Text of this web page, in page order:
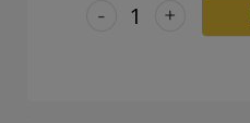
+
-